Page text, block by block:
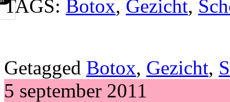
TAGS: Botox, Gezicht,
Getagged Botox, Gezicht,
5 september 2011